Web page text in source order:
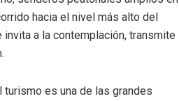
hacia el nivel más alto del
a la contemplación, transmite
es una de las grandes